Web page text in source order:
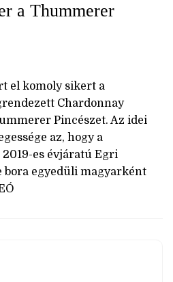
a Thummerer
el komoly sikert a
Chardonnay
Pincészet. Az idei
az, hogy a
es évjáratú Egri
bora egyedüli magyarként